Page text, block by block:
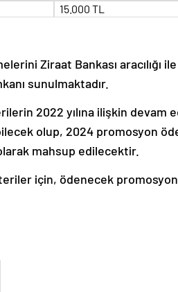
15.000 TL
Ziraat Bankası aracılığı
sunulmaktadır.
2022 yılına ilişkin devam
olup, 2024 promosyon
mahsup edilecektir.
için, ödenecek